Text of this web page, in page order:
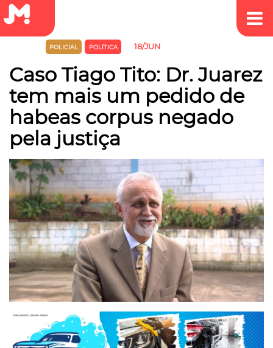
POLICIAL POLÍTICA 18/JUN
Caso Tiago Tito: Dr. Juarez
tem mais um pedido de
habeas corpus negado
pela justiça